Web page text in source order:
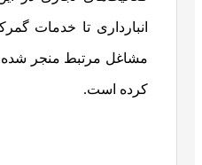
انبارداری تا خدمات
مشاغل مرتبط منجر شده و
کرده است.